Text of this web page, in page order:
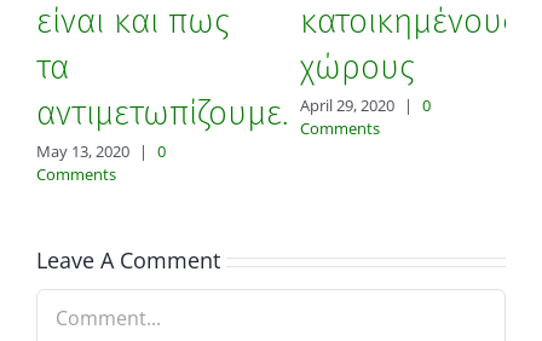
είναι και πως
τα
αντιμετωπίζουμε.
May 13, 2020 |
0
Comments
κατοικημένους
χώρους
April 29, 2020 |
0
Comments
Leave A Comment
Comment